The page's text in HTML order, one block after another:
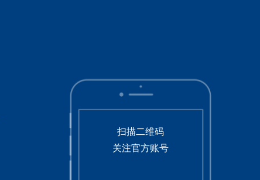
扫描二维码
关注官方账号